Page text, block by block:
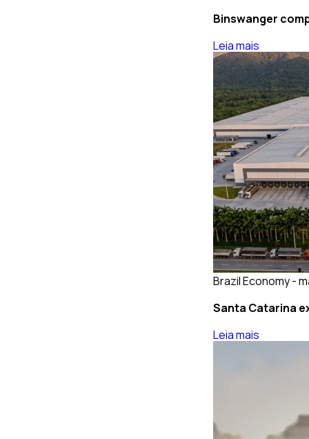
Binswanger
Leia mais
Brazil Economy -
Santa Catarina
Leia mais